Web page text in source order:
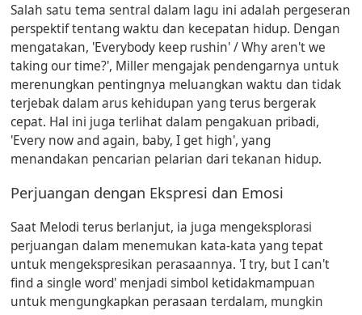
Salah satu tema sentral dalam lagu ini adalah pergeseran
perspektif tentang waktu dan kecepatan hidup. Dengan
mengatakan, 'Everybody keep rushin' / Why aren't we
taking our time?', Miller mengajak pendengarnya untuk
merenungkan pentingnya meluangkan waktu dan tidak
terjebak dalam arus kehidupan yang terus bergerak
cepat. Hal ini juga terlihat dalam pengakuan pribadi,
'Every now and again, baby, I get high', yang
menandakan pencarian pelarian dari tekanan hidup.
Perjuangan dengan Ekspresi dan Emosi
Saat Melodi terus berlanjut, ia juga mengeksplorasi
perjuangan dalam menemukan kata-kata yang tepat
untuk mengekspresikan perasaannya. 'I try, but I can't
find a single word' menjadi simbol ketidakmampuan
untuk mengungkapkan perasaan terdalam, mungkin